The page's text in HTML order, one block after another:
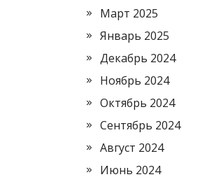
Март 2025
Январь 2025
Декабрь 2024
Ноябрь 2024
Октябрь 2024
Сентябрь 2024
Август 2024
Июнь 2024